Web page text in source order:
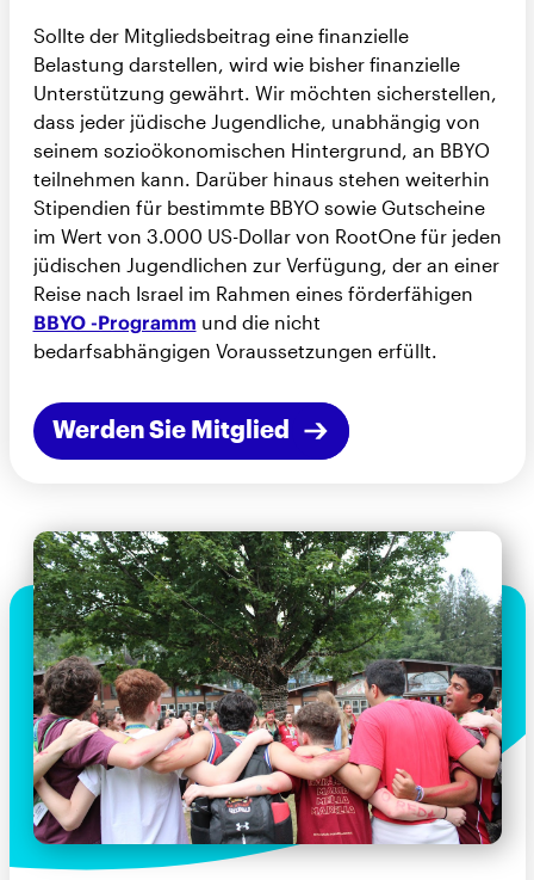
Sollte der Mitgliedsbeitrag eine finanzielle
Belastung darstellen, wird wie bisher finanzielle
Unterstützung gewährt. Wir möchten sicherstellen,
dass jeder jüdische Jugendliche, unabhängig von
seinem sozioökonomischen Hintergrund, an BBYO
teilnehmen kann. Darüber hinaus stehen weiterhin
Stipendien für bestimmte BBYO sowie Gutscheine
im Wert von 3.000 US-Dollar von RootOne für jeden
jüdischen Jugendlichen zur Verfügung, der an einer
Reise nach Israel im Rahmen eines förderfähigen
BBYO -Programm und die nicht
bedarfsabhängigen Voraussetzungen erfüllt.
Werden Sie Mitglied